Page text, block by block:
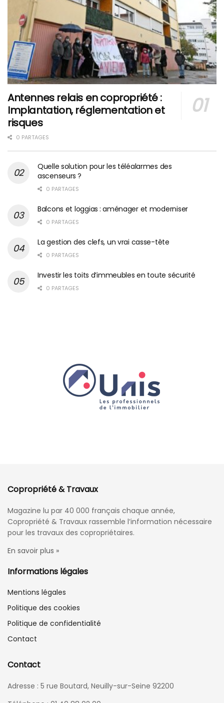
Antennes relais en copropriété :
Implantation, réglementation et
risques
0 PARTAGES
Quelle solution pour les téléalarmes des
ascenseurs ?
0 PARTAGES
Balcons et loggias : aménager et moderniser
0 PARTAGES
La gestion des clefs, un vrai casse-tête
0 PARTAGES
Investir les toits d’immeubles en toute sécurité
0 PARTAGES
Copropriété & Travaux
Magazine lu par 40 000 français chaque année,
Copropriété & Travaux rassemble l’information nécessaire
pour les travaux des copropriétaires.
En savoir plus »
Informations légales
Mentions légales
Politique des cookies
Politique de confidentialité
Contact
Contact
Adresse : 5 rue Boutard, Neuilly-sur-Seine 92200